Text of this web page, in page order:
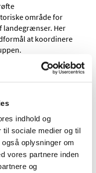
indhold og
til sociale medier og til
oplysninger om
vores partnere inden
og
område for
landegrænser. Her
at koordinere
inderkredsen af den
samarbejder vi i høj
om godkendelse,
er det en vigtig